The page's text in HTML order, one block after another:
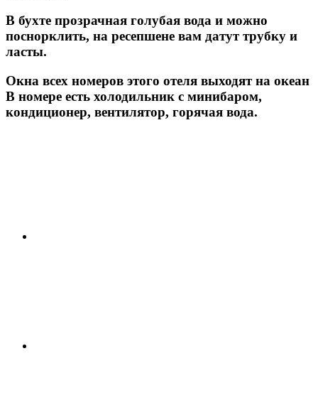
В бухте прозрачная голубая вода и можно
поснорклить, на ресепшене вам датут трубку и
ласты.
Окна всех номеров этого отеля выходят на океан
В номере есть холодильник с минибаром,
кондиционер, вентилятор, горячая вода.